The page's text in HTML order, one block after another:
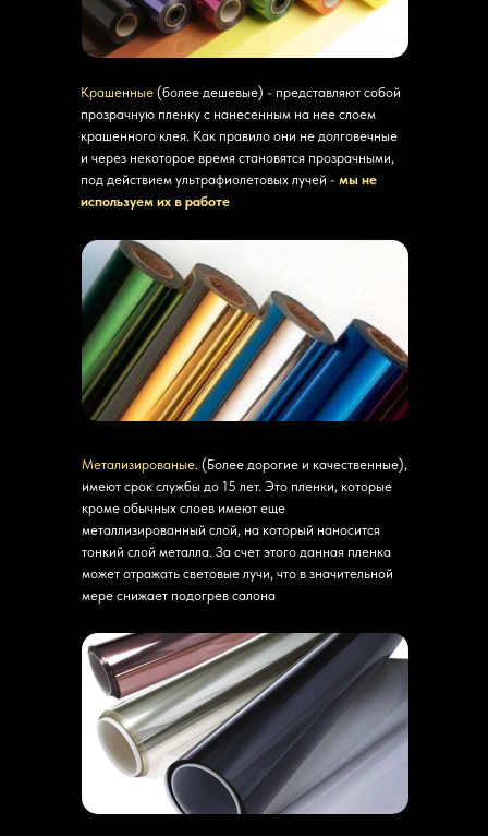
Метализированые. (Более дорогие и качественные),
имеют срок службы до 15 лет. Это пленки, которые
кроме обычных слоев имеют еще
металлизированный слой, на который наносится
тонкий слой металла. За счет этого данная пленка
может отражать световые лучи, что в значительной
мере снижает подогрев салона
Крашенные (более дешевые) - представляют собой
прозрачную пленку с нанесенным на нее слоем
крашенного клея. Как правило они не долговечные
и через некоторое время становятся прозрачными,
под действием ультрафиолетовых лучей - мы не
используем их в работе